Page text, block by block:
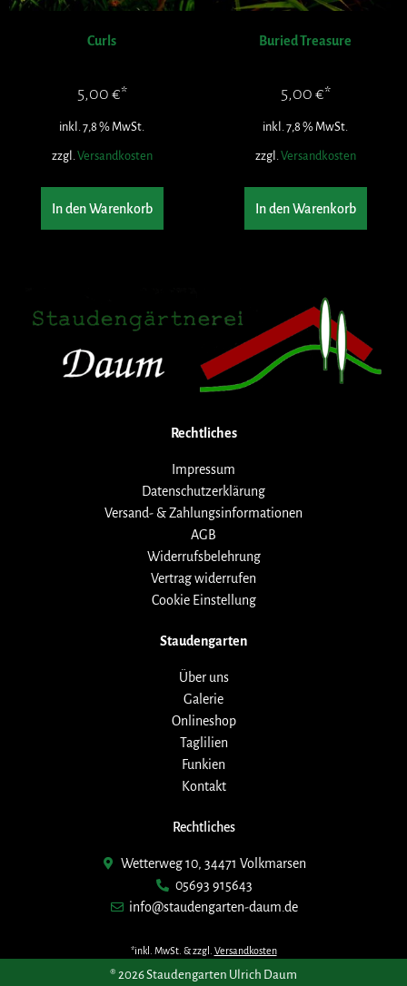
Curls
5,00 €
inkl. 7,8 % MwSt.
zzgl.Versandkosten
In den Warenkorb
Buried Treasure
5,00 €
inkl. 7,8 % MwSt.
zzgl.Versandkosten
In den Warenkorb
Rechtliches
Impressum
Datenschutzerklärung
Versand- & Zahlungsinformationen
AGB
Widerrufsbelehrung
Vertrag widerrufen
Cookie Einstellung
Staudengarten
Über uns
Galerie
Onlineshop
Taglilien
Funkien
Kontakt
Rechtliches
Wetterweg 10, 34471 Volkmarsen
05693 915643
info@staudengarten-daum.de
*inkl. MwSt. & zzgl. Versandkosten
® 2026 Staudengarten Ulrich Daum